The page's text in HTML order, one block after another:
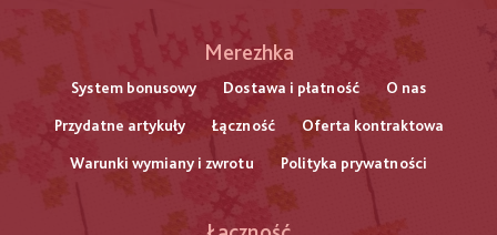
нижнього
колонтитулу
Merezhka
System bonusowy Dostawa i płatność O nas
Przydatne artykuły Łączność Oferta kontraktowa
Warunki wymiany i zwrotu Polityka prywatności